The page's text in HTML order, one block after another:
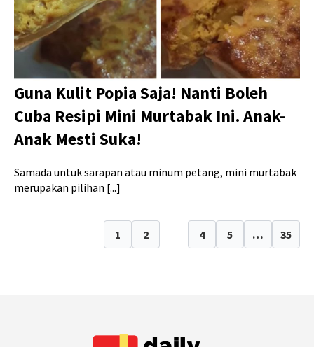
Guna Kulit Popia Saja! Nanti Boleh
Cuba Resipi Mini Murtabak Ini. Anak-
Anak Mesti Suka!
Samada untuk sarapan atau minum petang, mini murtabak
merupakan pilihan [...]
1 2 4 5 … 35